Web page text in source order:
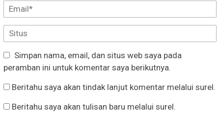
Simpan nama, email, dan situs web saya pada
peramban ini untuk komentar saya berikutnya.
Beritahu saya akan tindak lanjut komentar melalui surel.
Beritahu saya akan tulisan baru melalui surel.